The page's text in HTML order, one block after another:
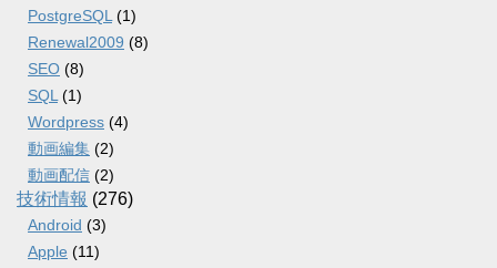
PostgreSQL (1)
Renewal2009 (8)
SEO (8)
SQL (1)
Wordpress (4)
動画編集 (2)
動画配信 (2)
技術情報 (276)
Android (3)
Apple (11)